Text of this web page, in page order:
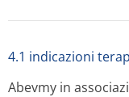
4.1 indicazioni
Abevmy in